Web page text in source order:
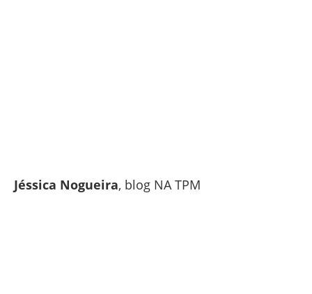
Jéssica Nogueira, blog NA TPM